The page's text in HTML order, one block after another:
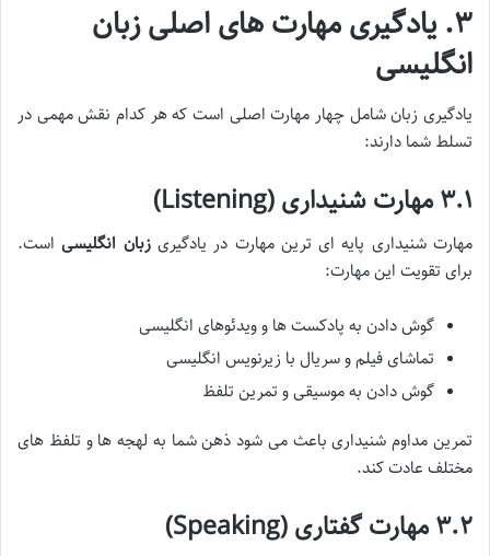
۳. یادگیری مهارت های اصلی زبان
انگلیسی
یادگیری زبان شامل چهار مهارت اصلی است که هر کدام نقش مهمی در
تسلط شما دارند:
۳.۱ مهارت شنیداری (Listening)
مهارت شنیداری پایه ای ترین مهارت در یادگیریزبان انگلیسیاست.
برای تقویت این مهارت:
گوش دادن به پادکست ها و ویدئوهای انگلیسی
تماشای فیلم و سریال با زیرنویس انگلیسی
گوش دادن به موسیقی و تمرین تلفظ
تمرین مداوم شنیداری باعث می شود ذهن شما به لهجه ها و تلفظ های
مختلف عادت کند.
۳.۲ مهارت گفتاری (Speaking)